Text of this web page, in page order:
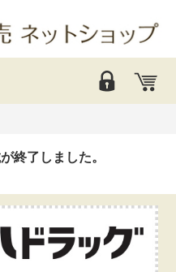
終了しました。